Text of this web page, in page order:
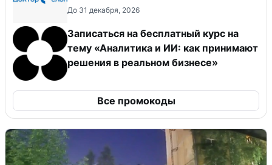
До 31 декабря, 2026
Записаться на бесплатный курс на
тему «Аналитика и ИИ: как принимают
решения в реальном бизнесе»
Все промокоды